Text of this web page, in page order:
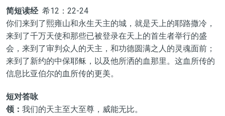
简短读经 希12：22-24
你们来到了熙雍山和永生天主的城，就是天上的耶路撒冷，
来到了千万天使和那些已被登录在天上的首生者举行的盛
会，来到了审判众人的天主，和功德圆满之人的灵魂面前；
来到了新约的中保耶稣，以及他所洒的血那里。这血所传的
信息比亚伯尔的血所传的更美。
短对答咏
领： 我们的天主至大至尊，威能无比。